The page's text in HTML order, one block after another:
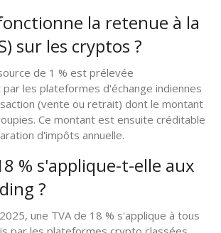
la retenue à la
sur les cryptos ?
de 1 % est prélevée
les plateformes d'échange indiennes
(vente ou retrait) dont le montant
Ce montant est ensuite créditable
d'impôts annuelle.
% s'applique-t-elle aux
?
une TVA de 18 % s'applique à tous